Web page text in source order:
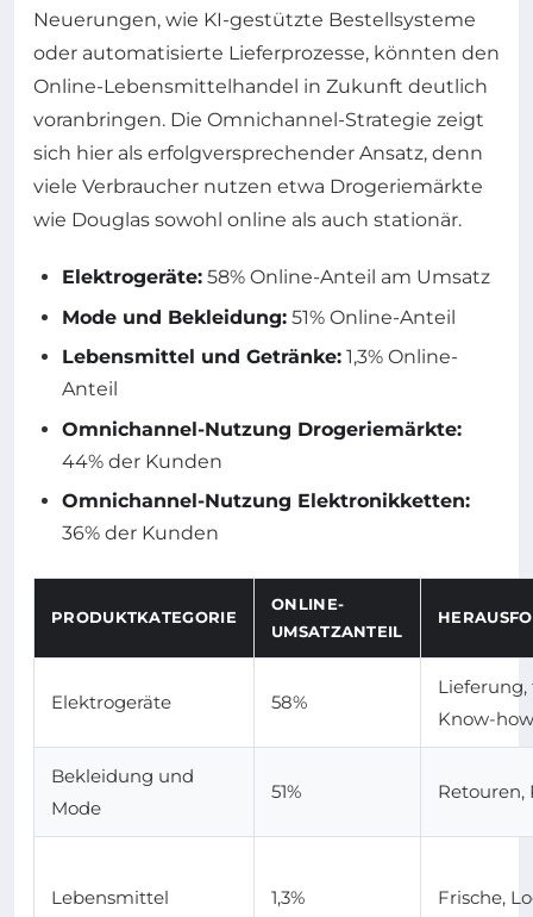
Neuerungen, wie KI-gestützte Bestellsysteme
oder automatisierte Lieferprozesse, könnten den
Online-Lebensmittelhandel in Zukunft deutlich
voranbringen. Die Omnichannel-Strategie zeigt
sich hier als erfolgversprechender Ansatz, denn
viele Verbraucher nutzen etwa Drogeriemärkte
wie Douglas sowohl online als auch stationär.
Elektrogeräte: 58% Online-Anteil am Umsatz
Mode und Bekleidung: 51% Online-Anteil
Lebensmittel und Getränke: 1,3% Online-
Anteil
Omnichannel-Nutzung Drogeriemärkte:
44% der Kunden
Omnichannel-Nutzung Elektronikketten:
36% der Kunden
PRODUKTKATEGORIE
ONLINE-
UMSATZANTEIL
Elektrogeräte 58%
Lieferung,
Know-how
Bekleidung und
Mode
51% Retouren,
Lebensmittel 1,3% Frische,